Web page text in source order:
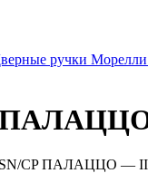
ручки Морелли
SN/CP ПАЛАЦЦО — II